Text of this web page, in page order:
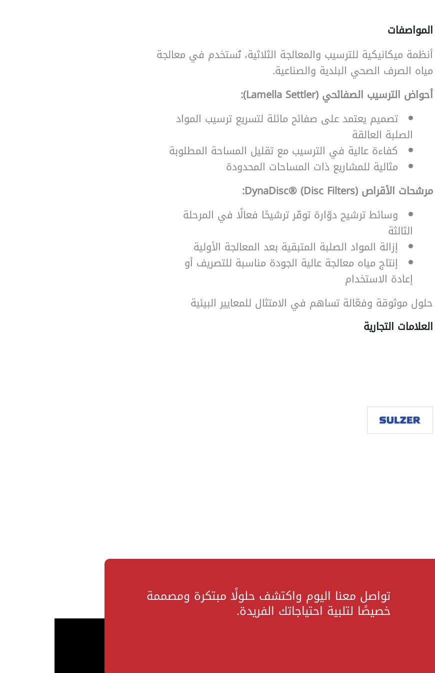
SearchButtonText
المواصفات
أنظمة ميكانيكية للترسيب والمعالجة الثلاثية، تُستخدم في معالجة
مياه الصرف الصحي البلدية والصناعية.
أحواض الترسيب الصفائحي (Lamella Settler):
تصميم يعتمد على صفائح مائلة لتسريع ترسيب المواد
الصلبة العالقة
كفاءة عالية في الترسيب مع تقليل المساحة المطلوبة
مثالية للمشاريع ذات المساحات المحدودة
مرشحات الأقراص DynaDisc® (Disc Filters):
وسائط ترشيح دوّارة توفّر ترشيحًا فعالًا في المرحلة
الثالثة
إزالة المواد الصلبة المتبقية بعد المعالجة الأولية
إنتاج مياه معالجة عالية الجودة مناسبة للتصريف أو
إعادة الاستخدام
حلول موثوقة وفعّالة تساهم في الامتثال للمعايير البيئية
العلامات التجارية
تواصل معنا اليوم واكتشف حلولًا مبتكرة ومصممة
خصيصًا لتلبية احتياجاتك الفريدة.